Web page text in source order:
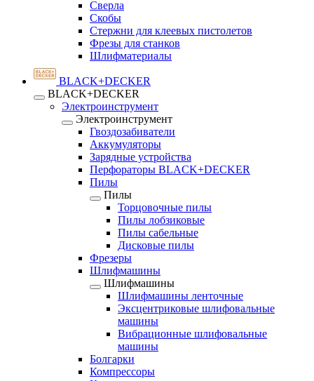
Сверла
Скобы
Стержни для клеевых пистолетов
Фрезы для станков
Шлифматериалы
BLACK+DECKER
BLACK+DECKER
Электроинструмент
Электроинструмент
Гвоздозабиватели
Аккумуляторы
Зарядные устройства
Перфораторы BLACK+DECKER
Пилы
Пилы
Торцовочные пилы
Пилы лобзиковые
Пилы сабельные
Дисковые пилы
Фрезеры
Шлифмашины
Шлифмашины
Шлифмашины ленточные
Эксцентриковые шлифовальные
машины
Вибрационные шлифовальные
машины
Болгарки
Компрессоры